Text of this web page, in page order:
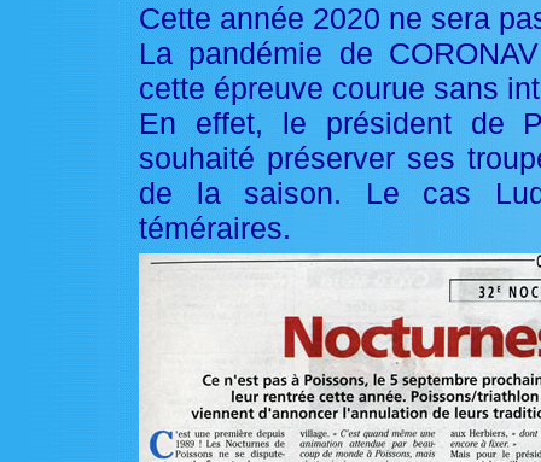
Cette année 2020 ne sera
La pandémie de
cette épreuve courue sans
En effet, le président de
souhaité préserver ses
de la saison. Le cas
téméraires.